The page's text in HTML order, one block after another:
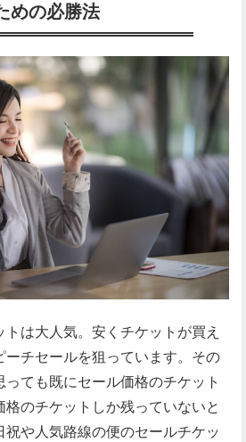
めの必勝法
トは大人気。安くチケットが買え
ーチセールを狙っています。その
ても既にセール価格のチケット
格のチケットしか残っていないと
祝や人気路線の便のセールチケッ